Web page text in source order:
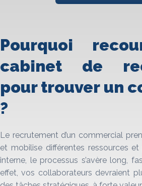
Pourquoi
cabinet de
pour trouver un
?
Le recrutement d’un commercial
et mobilise différentes ressources et
interne, le processus s’avère long,
effet, vos collaborateurs devraient